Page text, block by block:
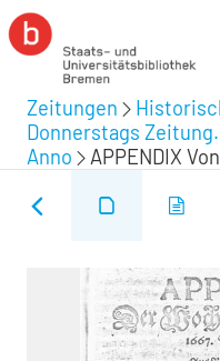
Zeitungen
Donnerstags Zeitung.
Anno
APPENDIX